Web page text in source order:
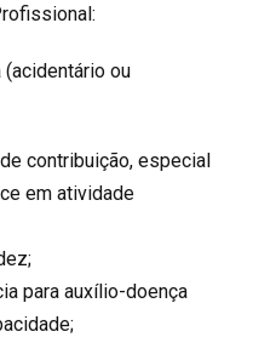
ou
contribuição, especial
em atividade
para auxílio-doença